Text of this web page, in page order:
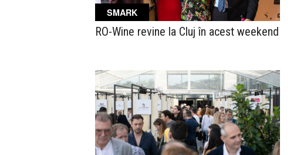
SMARK
RO-Wine revine la Cluj în acest weekend